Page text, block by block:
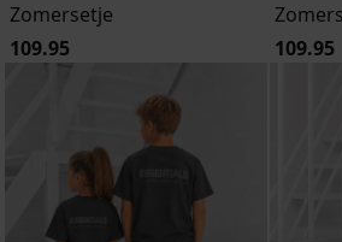
Zomersetje
109.95
109.95